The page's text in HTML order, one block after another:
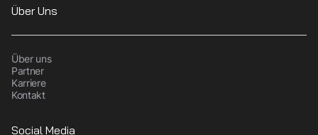
Über Uns
Über uns
Partner
Karriere
Kontakt
Social Media